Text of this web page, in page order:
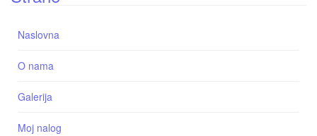
Naslovna
O nama
Galerija
Moj nalog